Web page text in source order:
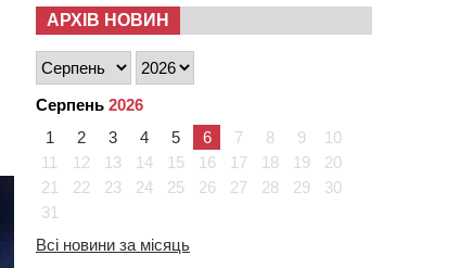
АРХІВ НОВИН
Серпень 2026
1
2 3 4 5 6 7 8 9
10
11
12 13 14 15 16 17 18 19
20
21
22 23 24 25 26 27 28 29
30
31
Всі новини за місяць